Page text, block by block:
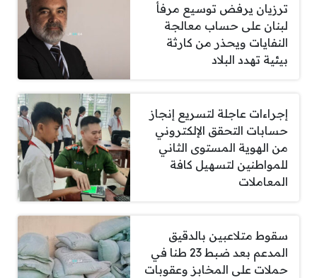
ترزيان يرفض توسيع مرفأ
لبنان على حساب معالجة
النفايات ويحذر من كارثة
بيئية تهدد البلاد
إجراءات عاجلة لتسريع إنجاز
حسابات التحقق الإلكتروني
من الهوية المستوى الثاني
للمواطنين لتسهيل كافة
المعاملات
سقوط متلاعبين بالدقيق
المدعم بعد ضبط 23 طنا في
حملات على المخابز وعقوبات